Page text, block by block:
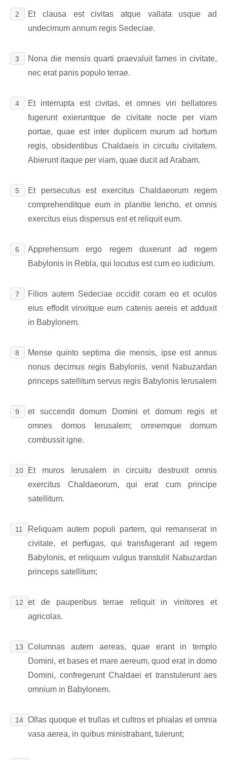
2
Et clausa est civitas atque vallata usque ad
undecimum annum regis Sedeciae.
3
Nona die mensis quarti praevaluit fames in civitate,
nec erat panis populo terrae.
4
Et interrupta est civitas, et omnes viri bellatores
fugerunt exieruntque de civitate nocte per viam
portae, quae est inter duplicem murum ad hortum
regis, obsidentibus Chaldaeis in circuitu civitatem.
Abierunt itaque per viam, quae ducit ad Arabam.
5
Et persecutus est exercitus Chaldaeorum regem
comprehenditque eum in planitie Iericho, et omnis
exercitus eius dispersus est et reliquit eum.
6
Apprehensum ergo regem duxerunt ad regem
Babylonis in Rebla, qui locutus est cum eo iudicium.
7
Filios autem Sedeciae occidit coram eo et oculos
eius effodit vinxitque eum catenis aereis et adduxit
in Babylonem.
8
Mense quinto septima die mensis, ipse est annus
nonus decimus regis Babylonis, venit Nabuzardan
princeps satellitum servus regis Babylonis Ierusalem
9
et succendit domum Domini et domum regis et
omnes domos Ierusalem; omnemque domum
combussit igne.
10
Et muros Ierusalem in circuitu destruxit omnis
exercitus Chaldaeorum, qui erat cum principe
satellitum.
11
Reliquam autem populi partem, qui remanserat in
civitate, et perfugas, qui transfugerant ad regem
Babylonis, et reliquum vulgus transtulit Nabuzardan
princeps satellitum;
12
et de pauperibus terrae reliquit in vinitores et
agricolas.
13
Columnas autem aereas, quae erant in templo
Domini, et bases et mare aereum, quod erat in domo
Domini, confregerunt Chaldaei et transtulerunt aes
omnium in Babylonem.
14 Ollas quoque et trullas et cultros et phialas et omnia
vasa aerea, in quibus ministrabant, tulerunt;